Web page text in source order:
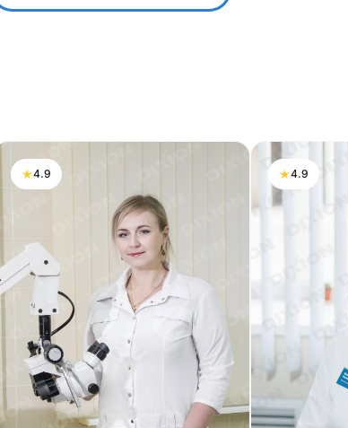
★4.9 ★4.9